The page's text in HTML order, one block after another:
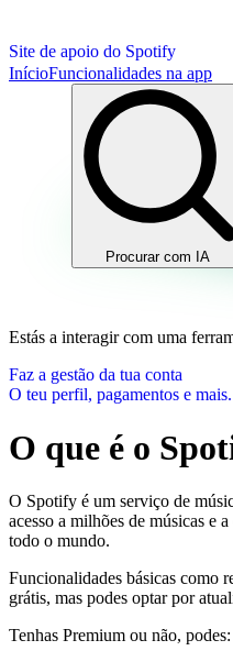
Site de apoio do Spotify
InícioFuncionalidades na app
Procurar com IA
Estás a interagir com uma
Faz a gestão da tua conta
O teu perfil, pagamentos e mais.
O que é o
O Spotify é um serviço de
acesso a milhões de músicas e
todo o mundo.
Funcionalidades básicas como
grátis, mas podes optar por
Tenhas Premium ou não, podes: